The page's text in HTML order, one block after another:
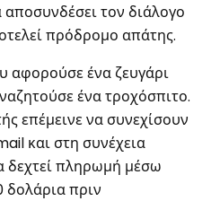
τον διάλογο
πρόδρομο απάτης.
αφορούσε ένα ζευγάρι
ένα τροχόσπιτο.
επέμεινε να συνεχίσουν
και στη συνέχεια
δεχτεί πληρωμή μέσω
πριν